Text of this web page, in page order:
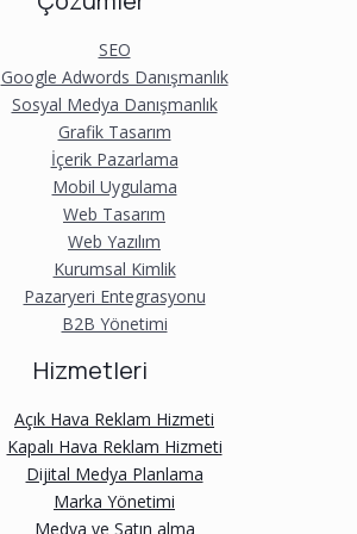
SEO
Google Adwords Danışmanlık
Sosyal Medya Danışmanlık
Grafik Tasarım
İçerik Pazarlama
Mobil Uygulama
Web Tasarım
Web Yazılım
Kurumsal Kimlik
Pazaryeri Entegrasyonu
B2B Yönetimi
Hizmetleri
Açık Hava Reklam Hizmeti
Kapalı Hava Reklam Hizmeti
Dijital Medya Planlama
Marka Yönetimi
Medya ve Satın alma